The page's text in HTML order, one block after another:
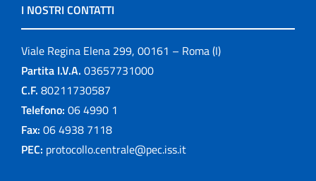
I NOSTRI CONTATTI
Viale Regina Elena 299, 00161 – Roma (I)
Partita I.V.A. 03657731000
C.F. 80211730587
Telefono: 06 4990 1
Fax: 06 4938 7118
PEC: protocollo.centrale@pec.iss.it